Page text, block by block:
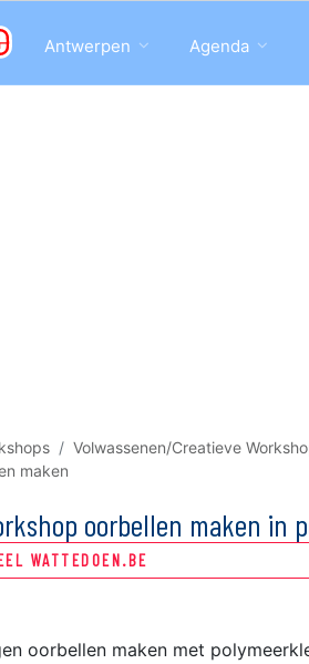
Antwerpen Agenda
Volwassenen/Creatieve
maken
oorbellen maken in
WATTEDOEN.BE
oorbellen maken met